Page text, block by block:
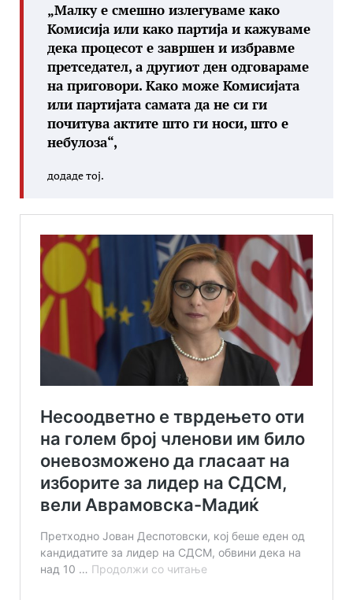
„Малку е смешно излегуваме како
Комисија или како партија и кажуваме
дека процесот е завршен и избравме
претседател, а другиот ден одговараме
на приговори. Како може Комисијата
или партијата самата да не си ги
почитува актите што ги носи, што е
небулоза“,
додаде тој.